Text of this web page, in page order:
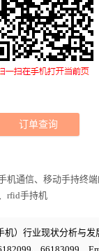
订单查询
机通信、移动手持终
rfid手持机
）行业现状分析与